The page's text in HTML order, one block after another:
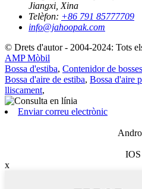
Jiangxi, Xina
Telèfon: +86 791 85777709
info@jahoopak.com
© Drets d'autor - 2004-2024: Tots
AMP Mòbil
Bossa d'estiba, Contenidor de
Bossa d'aire de estiba, Bossa d'aire
lliscament,
Enviar correu electrònic
IOS
x